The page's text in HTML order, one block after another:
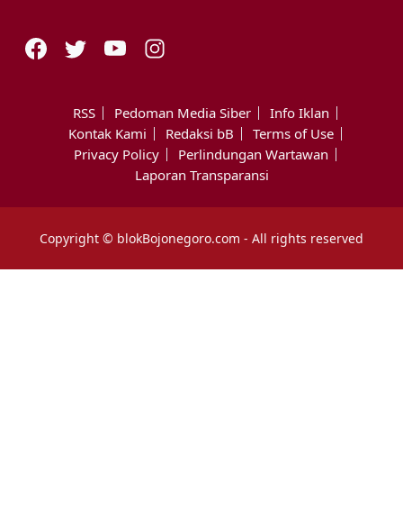
RSS Pedoman Media Siber
Info Iklan
Kontak Kami
Redaksi bB
Terms of Use
Privacy Policy
Perlindungan Wartawan
Laporan Transparansi
Copyright © blokBojonegoro.com - All rights reserved